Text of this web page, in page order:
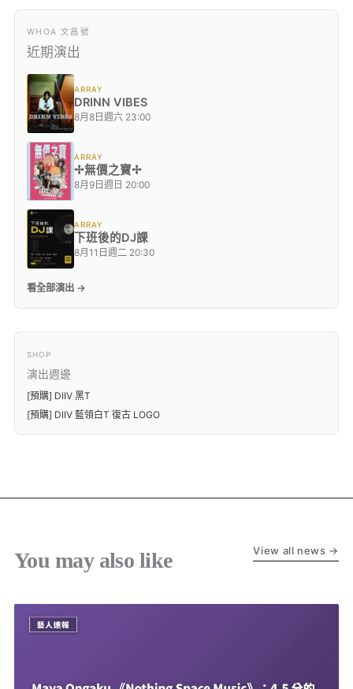
WHOA 文昌號
近期演出
ARRAY
DRINN VIBES
8月8日週六 23:00
ARRAY
✢無價之寶✢
8月9日週日 20:00
ARRAY
下班後的DJ課
8月11日週二 20:30
看全部演出 →
SHOP
演出週邊
[預購] DIIV 黑T
[預購] DIIV 藍領白T 復古 LOGO
You may also like View all news →